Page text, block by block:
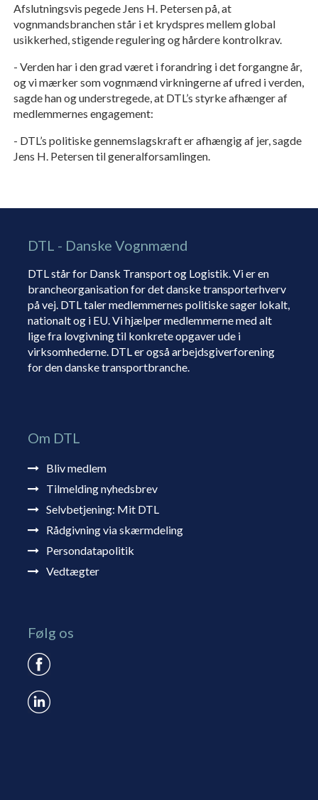
Afslutningsvis pegede Jens H. Petersen på, at
vognmandsbranchen står i et krydspres mellem global
usikkerhed, stigende regulering og hårdere kontrolkrav.
- Verden har i den grad været i forandring i det forgangne år,
og vi mærker som vognmænd virkningerne af ufred i verden,
sagde han og understregede, at DTL’s styrke afhænger af
medlemmernes engagement:
- DTL’s politiske gennemslagskraft er afhængig af jer, sagde
Jens H. Petersen til generalforsamlingen.
DTL - Danske Vognmænd
DTL står for Dansk Transport og Logistik. Vi er en
brancheorganisation for det danske transporterhverv
på vej. DTL taler medlemmernes politiske sager lokalt,
nationalt og i EU. Vi hjælper medlemmerne med alt
lige fra lovgivning til konkrete opgaver ude i
virksomhederne. DTL er også arbejdsgiverforening
for den danske transportbranche.
Om DTL
Bliv medlem
Tilmelding nyhedsbrev
Selvbetjening: Mit DTL
Rådgivning via skærmdeling
Persondatapolitik
Vedtægter
Følg os